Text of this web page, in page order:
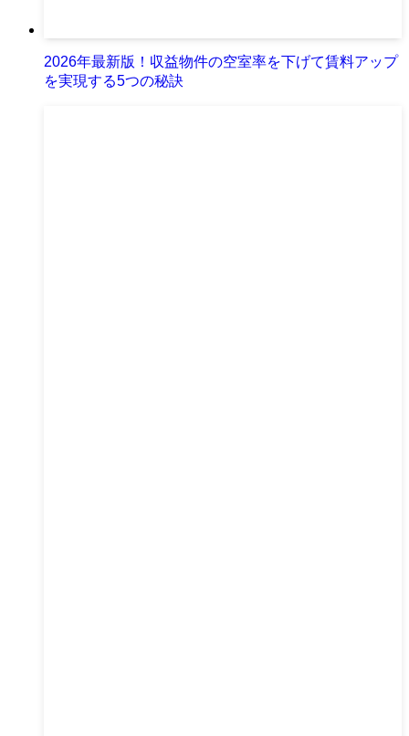
2026年最新版！収益物件の空室率を下げて賃料アップ
を実現する5つの秘訣